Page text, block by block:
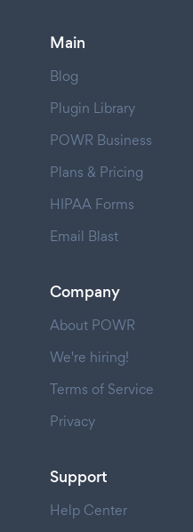
Main
Blog
Plugin Library
POWR Business
Plans & Pricing
HIPAA Forms
Email Blast
Company
About POWR
We're hiring!
Terms of Service
Privacy
Support
Help Center